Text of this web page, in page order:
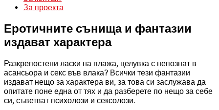
За проекта
Еротичните сънища и фантазии
издават характера
Разкрепостени ласки на плажа, целувка с непознат в
асансьора и секс във влака? Всички тези фантазии
издават нещо за характера ви, за това си заслужава да
опитате поне една от тях и да разберете по нещо за себе
си, съветват психолози и сексолози.